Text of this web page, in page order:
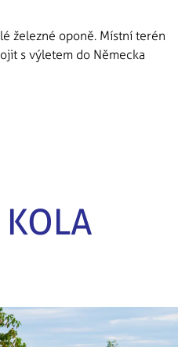
železné oponě. Místní terén
s výletem do Německa